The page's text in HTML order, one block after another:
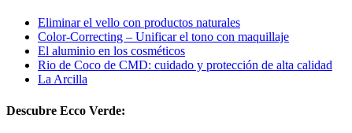
Eliminar el vello con productos naturales
Color-Correcting – Unificar el tono con maquillaje
El aluminio en los cosméticos
Rio de Coco de CMD: cuidado y protección de alta calidad
La Arcilla
Descubre Ecco Verde: